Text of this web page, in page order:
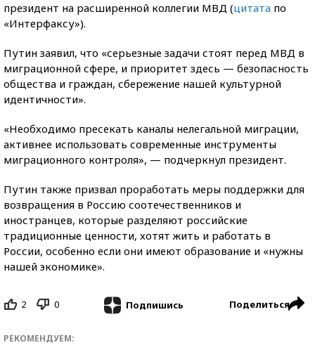
президент на расширенной коллегии МВД (цитата по
«Интерфаксу»).
Путин заявил, что «серьезные задачи стоят перед МВД в
миграционной сфере, и приоритет здесь — безопасность
общества и граждан, сбережение нашей культурной
идентичности».
«Необходимо пресекать каналы нелегальной миграции,
активнее использовать современные инструменты
миграционного контроля», — подчеркнул президент.
Путин также призвал проработать меры поддержки для
возвращения в Россию соотечественников и
иностранцев, которые разделяют российские
традиционные ценности, хотят жить и работать в
России, особенно если они имеют образование и «нужны
нашей экономике».
2 0 Подпишись Поделиться
РЕКОМЕНДУЕМ: